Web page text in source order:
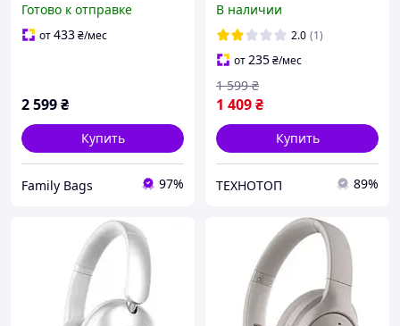
dark gray
Готово к отправке
от433₴/мес
2 599₴
Купить
Family Bags 97%
В наличии
2.0 (1)
от235₴/мес
1 409₴
1 599 ₴
Купить
ТЕХНОТОП 89%